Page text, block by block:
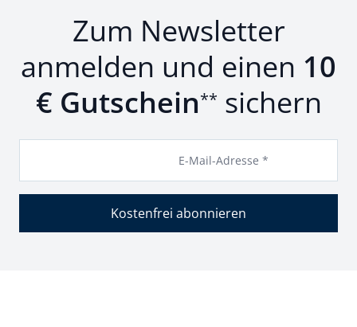
Zum Newsletter
anmelden und einen 10
€ Gutschein** sichern
E-Mail-Adresse *
Kostenfrei abonnieren